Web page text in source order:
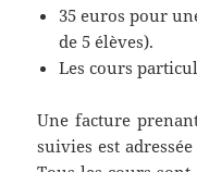
35 euros pour
de 5 élèves).
Les cours
Une facture
suivies est